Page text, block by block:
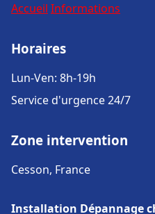
Accueil Informations
Horaires
Lun-Ven: 8h-19h
Service d'urgence 24/7
Zone intervention
Cesson, France
Installation Dépannage